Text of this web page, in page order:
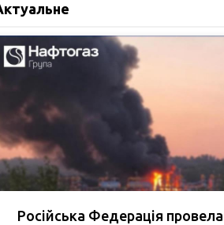
Російська Федерація провела